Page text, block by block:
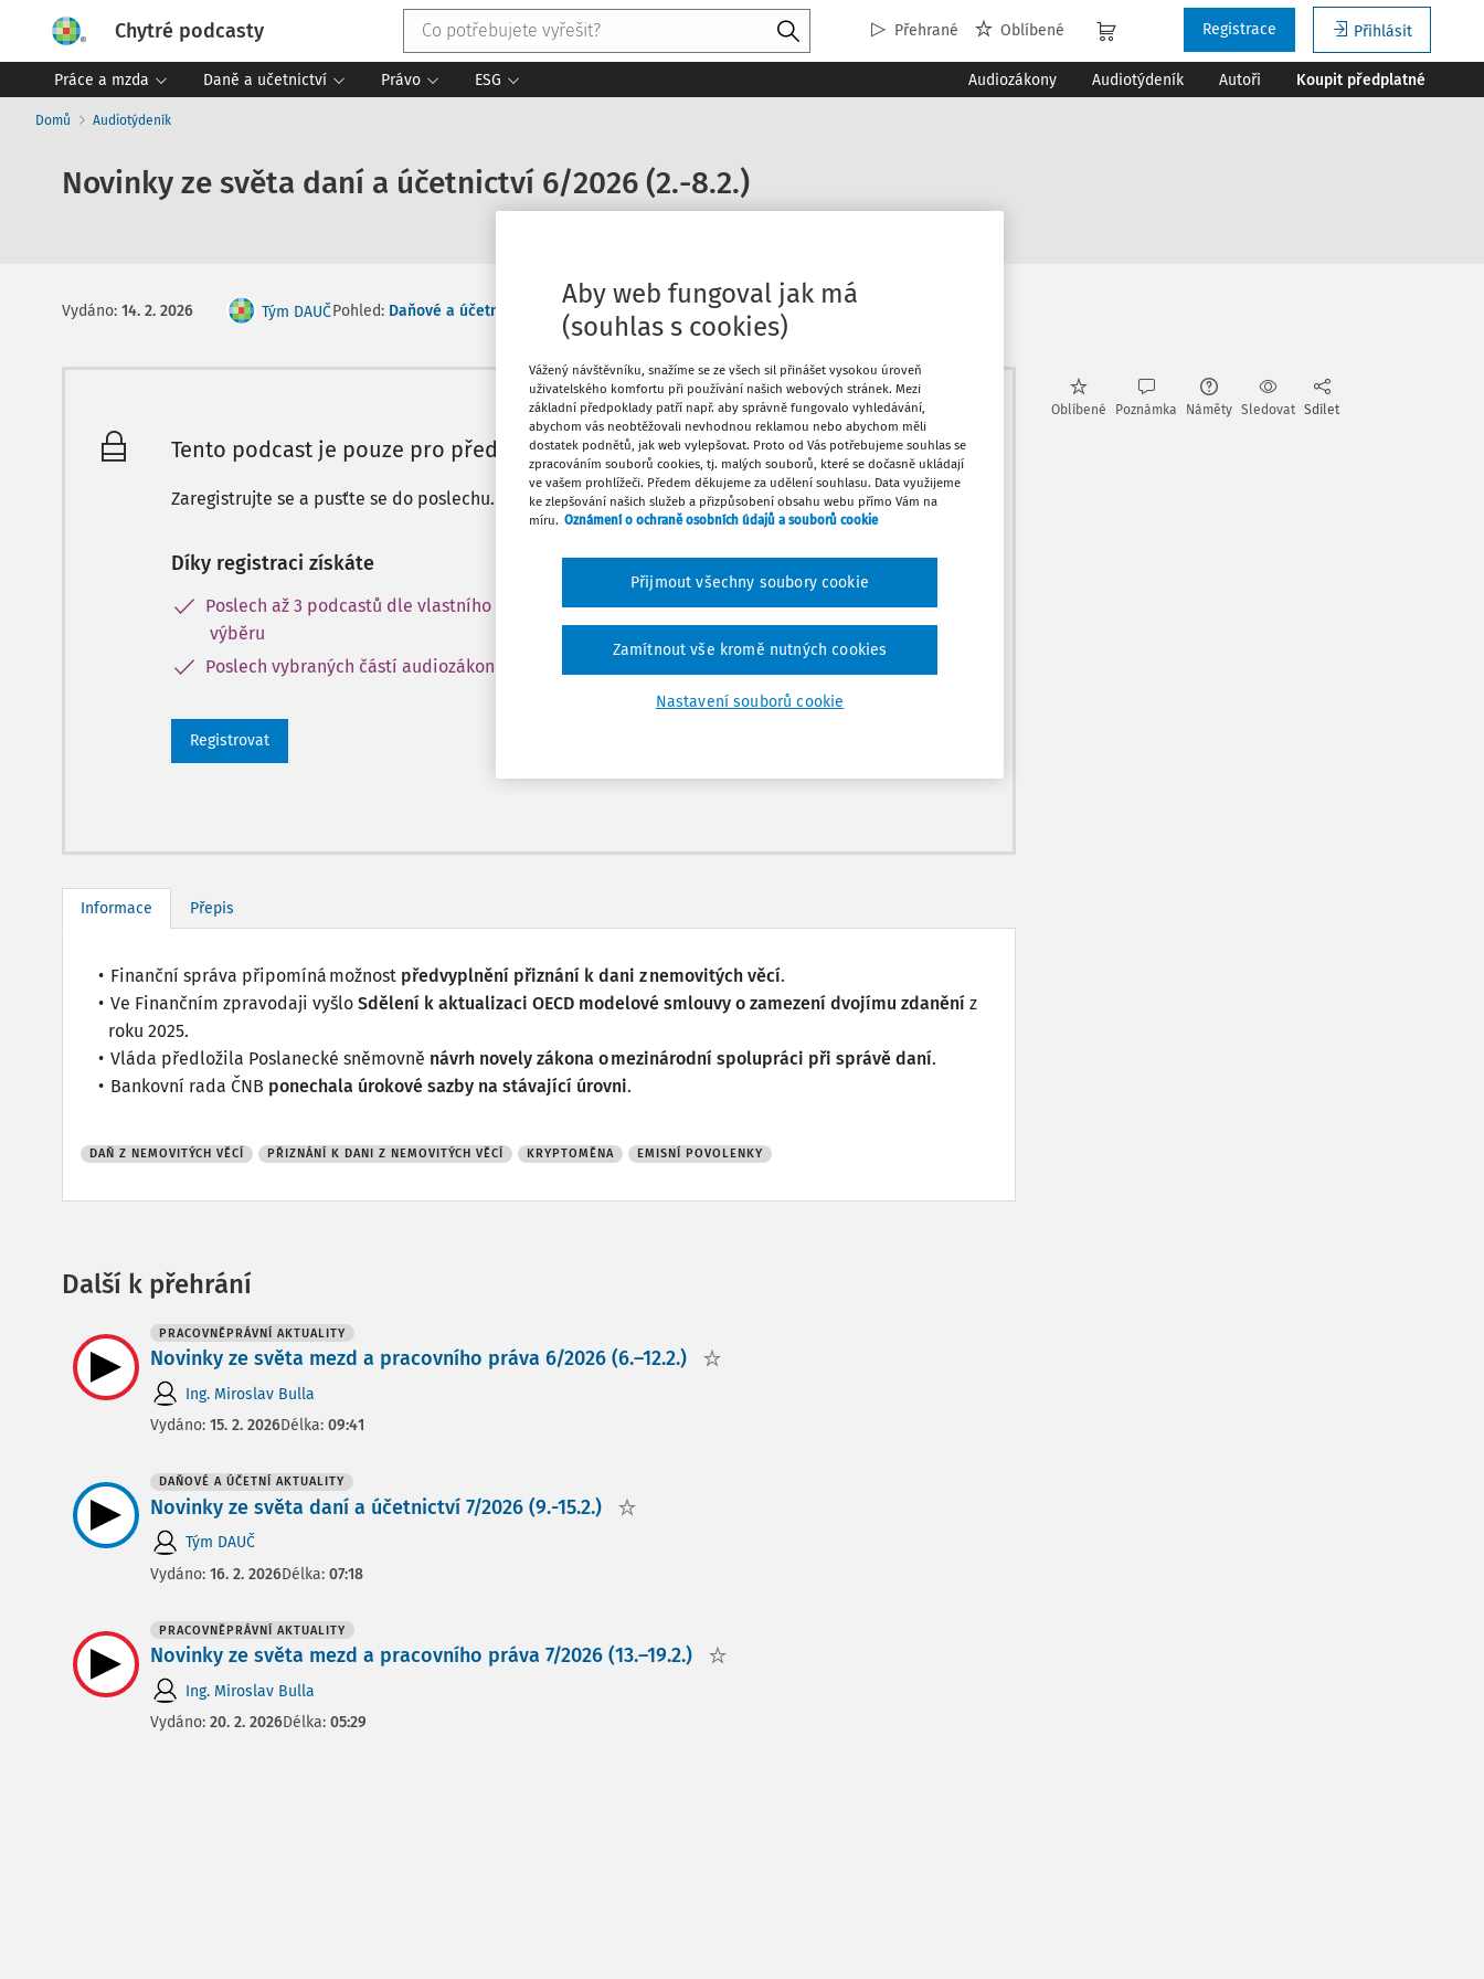
Chytré podcasty Přehrané Oblíbené Přihlásit
Registrace
Práce a mzda Daně a učetnictví Právo ESG Audiozákony Audiotýdeník Autoři Koupit předplatné
Domů Audiotýdeník
Novinky ze světa daní a účetnictví 6/2026 (2.-8.2.)
Vydáno: 14. 2. 2026 Tým DAUČPohled: Daňové a účetní aktuality
Máte předplatné? Přihlaste se
Tento podcast je pouze pro předplatitele
Zaregistrujte se a pusťte se do poslechu.
Díky registraci získáte
Poslech až 3 podcastů dle vlastního
výběru
Odemčené podcasty
Poslech vybraných částí audiozákonů
Registrovat
Informace Přepis
Finanční správa připomíná možnost předvyplnění přiznání k dani z nemovitých věcí.
Ve Finančním zpravodaji vyšlo Sdělení k aktualizaci OECD modelové smlouvy o zamezení dvojímu zdanění z
roku 2025.
Vláda předložila Poslanecké sněmovně návrh novely zákona o mezinárodní spolupráci při správě daní.
Bankovní rada ČNB ponechala úrokové sazby na stávající úrovni.
DAŇ Z NEMOVITÝCH VĚCÍ PŘIZNÁNÍ K DANI Z NEMOVITÝCH VĚCÍ KRYPTOMĚNA EMISNÍ POVOLENKY
Další k přehrání
PRACOVNĚPRÁVNÍ AKTUALITY
Novinky ze světa mezd a pracovního práva 6/2026 (6.–12.2.)
Ing. Miroslav Bulla
Vydáno: 15. 2. 2026Délka: 09:41
DAŇOVÉ A ÚČETNÍ AKTUALITY
Novinky ze světa daní a účetnictví 7/2026 (9.-15.2.)
Tým DAUČ
Vydáno: 16. 2. 2026Délka: 07:18
PRACOVNĚPRÁVNÍ AKTUALITY
Novinky ze světa mezd a pracovního práva 7/2026 (13.–19.2.)
Ing. Miroslav Bulla
Vydáno: 20. 2. 2026Délka: 05:29
Oblíbené Poznámka Náměty Sledovat Sdílet
Aby web fungoval jak má
(souhlas s cookies)
Vážený návštěvníku, snažíme se ze všech sil přinášet vysokou úroveň
uživatelského komfortu při používání našich webových stránek. Mezi
základní předpoklady patří např. aby správně fungovalo vyhledávání,
abychom vás neobtěžovali nevhodnou reklamou nebo abychom měli
dostatek podnětů, jak web vylepšovat. Proto od Vás potřebujeme souhlas se
zpracováním souborů cookies, tj. malých souborů, které se dočasně ukládají
ve vašem prohlížeči. Předem děkujeme za udělení souhlasu. Data využijeme
ke zlepšování našich služeb a přizpůsobení obsahu webu přímo Vám na
míru. Oznámení o ochraně osobních údajů a souborů cookie
Nastavení souborů cookie
Zamítnout vše kromě nutných cookies
Přijmout všechny soubory cookie